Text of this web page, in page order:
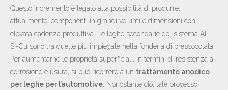
Questo incremento è legato alla possibilità di produrre,
attualmente, componenti in grandi volumi e dimensioni con
elevata cadenza produttiva. Le leghe secondarie del sistema Al-
Si-Cu sono tra quelle più impiegate nella fonderia di pressocolata.
Per aumentarne le proprietà superficiali, in termini di resistenza a
corrosione e usura, si può ricorrere a un trattamento anodico
per leghe per l’automotive . Nonostante ciò, tale processo